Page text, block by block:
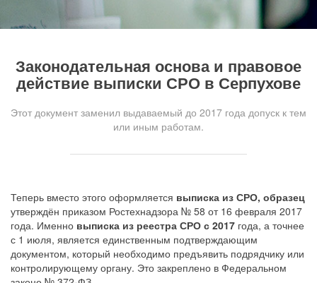
Законодательная основа и правовое
действие выписки СРО в Серпухове
Этот документ заменил выдаваемый до 2017 года допуск к тем
или иным работам.
Теперь вместо этого оформляется выписка из СРО, образец
утверждён приказом Ростехнадзора № 58 от 16 февраля 2017
года. Именно выписка из реестра СРО с 2017 года, а точнее
с 1 июля, является единственным подтверждающим
документом, который необходимо предъявить подрядчику или
контролирующему органу. Это закреплено в Федеральном